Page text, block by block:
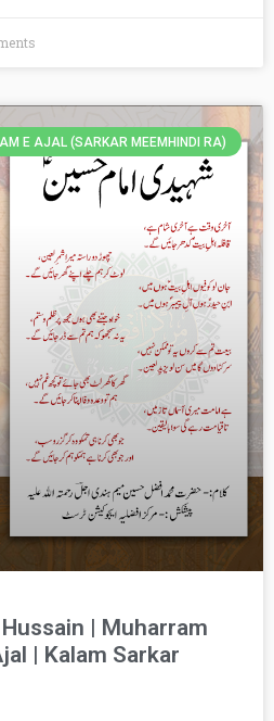
E AJAL (SARKAR MEEMHINDI RA)
| Muharram
| Kalam Sarkar